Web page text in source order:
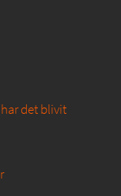
det blivit